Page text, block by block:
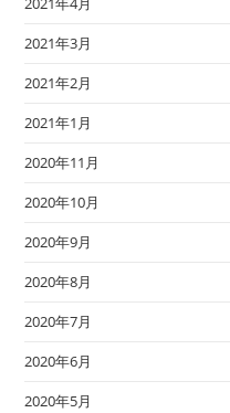
2021年3月
2021年2月
2021年1月
2020年11月
2020年10月
2020年9月
2020年8月
2020年7月
2020年6月
2020年5月